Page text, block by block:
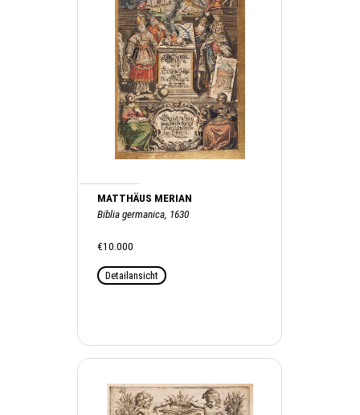
MATTHÄUS MERIAN
Biblia germanica, 1630
€10.000
Detailansicht